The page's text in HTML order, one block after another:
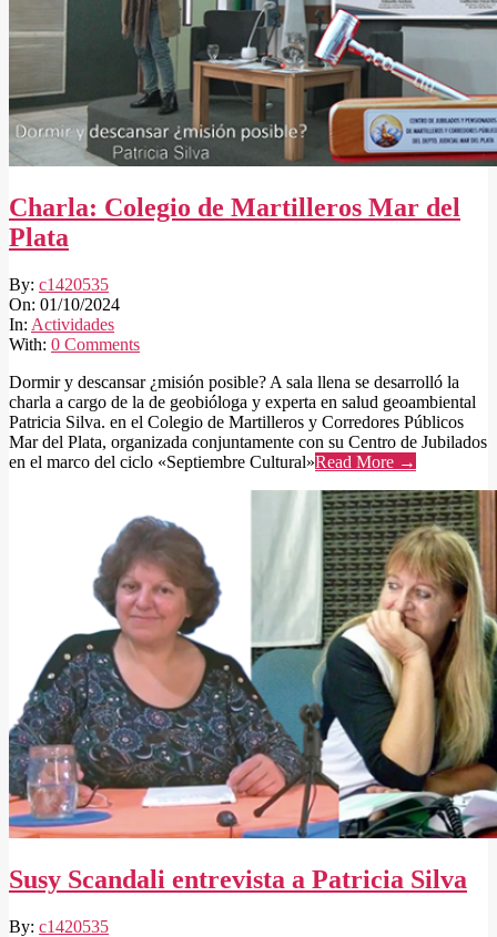
Charla: Colegio de Martilleros Mar del
Plata
2024-
10-
01
By: c1420535
On: 01/10/2024
In: Actividades
With: 0 Comments
Dormir y descansar ¿misión posible? A sala llena se desarrolló la
charla a cargo de la de geobióloga y experta en salud geoambiental
Patricia Silva. en el Colegio de Martilleros y Corredores Públicos
Mar del Plata, organizada conjuntamente con su Centro de Jubilados
en el marco del ciclo «Septiembre Cultural»Read More →
Susy Scandali entrevista a Patricia Silva
2024-
By: c1420535